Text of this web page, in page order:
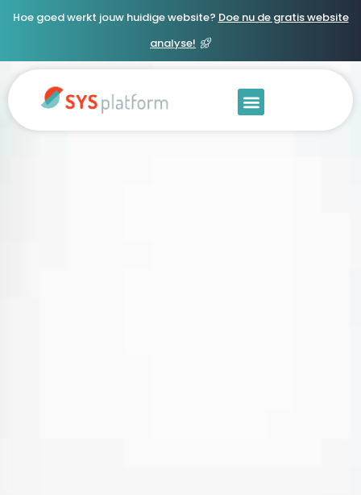
Hoe goed werkt jouw huidige website? Doe nu de gratis website
analyse!